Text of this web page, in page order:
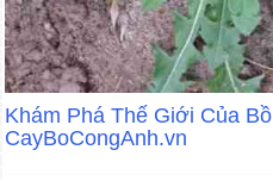
Khám Phá Thế Giới Của
CayBoCongAnh.vn